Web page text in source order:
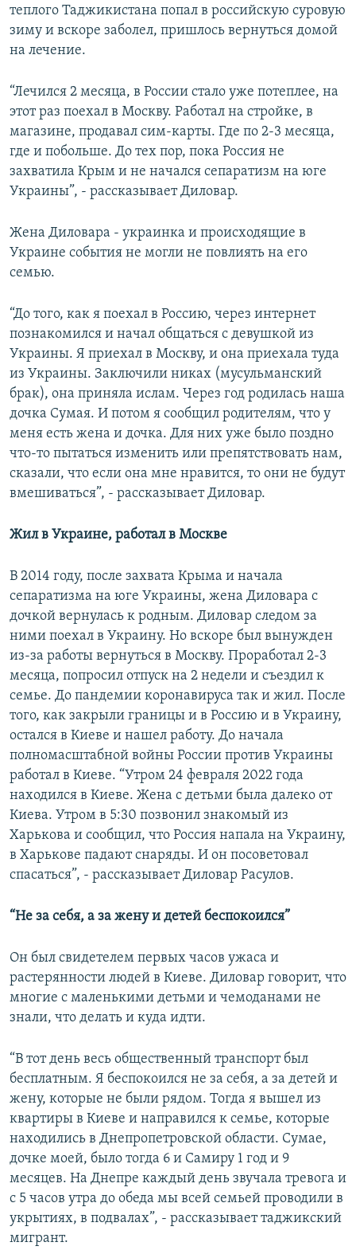
теплого Таджикистана попал в российскую суровую
зиму и вскоре заболел, пришлось вернуться домой
на лечение.
“Лечился 2 месяца, в России стало уже потеплее, на
этот раз поехал в Москву. Работал на стройке, в
магазине, продавал сим-карты. Где по 2-3 месяца,
где и побольше. До тех пор, пока Россия не
захватила Крым и не начался сепаратизм на юге
Украины”, - рассказывает Диловар.
Жена Диловара - украинка и происходящие в
Украине события не могли не повлиять на его
семью.
“До того, как я поехал в Россию, через интернет
познакомился и начал общаться с девушкой из
Украины. Я приехал в Москву, и она приехала туда
из Украины. Заключили никах (мусульманский
брак), она приняла ислам. Через год родилась наша
дочка Сумая. И потом я сообщил родителям, что у
меня есть жена и дочка. Для них уже было поздно
что-то пытаться изменить или препятствовать нам,
сказали, что если она мне нравится, то они не будут
вмешиваться”, - рассказывает Диловар.
Жил в Украине, работал в Москве
В 2014 году, после захвата Крыма и начала
сепаратизма на юге Украины, жена Диловара с
дочкой вернулась к родным. Диловар следом за
ними поехал в Украину. Но вскоре был вынужден
из-за работы вернуться в Москву. Проработал 2-3
месяца, попросил отпуск на 2 недели и съездил к
семье. До пандемии коронавируса так и жил. После
того, как закрыли границы и в Россию и в Украину,
остался в Киеве и нашел работу. До начала
полномасштабной войны России против Украины
работал в Киеве. “Утром 24 февраля 2022 года
находился в Киеве. Жена с детьми была далеко от
Киева. Утром в 5:30 позвонил знакомый из
Харькова и сообщил, что Россия напала на Украину,
в Харькове падают снаряды. И он посоветовал
спасаться”, - рассказывает Диловар Расулов.
“Не за себя, а за жену и детей беспокоился”
Он был свидетелем первых часов ужаса и
растерянности людей в Киеве. Диловар говорит, что
многие с маленькими детьми и чемоданами не
знали, что делать и куда идти.
“В тот день весь общественный транспорт был
бесплатным. Я беспокоился не за себя, а за детей и
жену, которые не были рядом. Тогда я вышел из
квартиры в Киеве и направился к семье, которые
находились в Днепропетровской области. Сумае,
дочке моей, было тогда 6 и Самиру 1 год и 9
месяцев. На Днепре каждый день звучала тревога и
с 5 часов утра до обеда мы всей семьей проводили в
укрытиях, в подвалах”, - рассказывает таджикский
мигрант.